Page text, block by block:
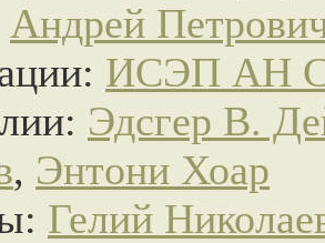
Андрей
ИСЭП АН
Эдсгер В.
, Энтони Хоар
Гелий